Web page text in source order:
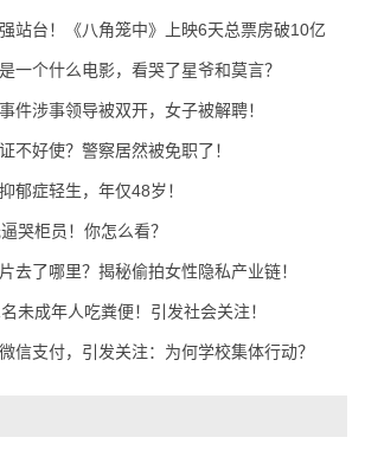
站台！《八角笼中》上映6天总票房破10亿
一个什么电影，看哭了星爷和莫言？
件涉事领导被双开，女子被解聘！
不好使？警察居然被免职了！
郁症轻生，年仅48岁！
哭柜员！你怎么看？
去了哪里？揭秘偷拍女性隐私产业链！
未成年人吃粪便！引发社会关注！
信支付，引发关注：为何学校集体行动？